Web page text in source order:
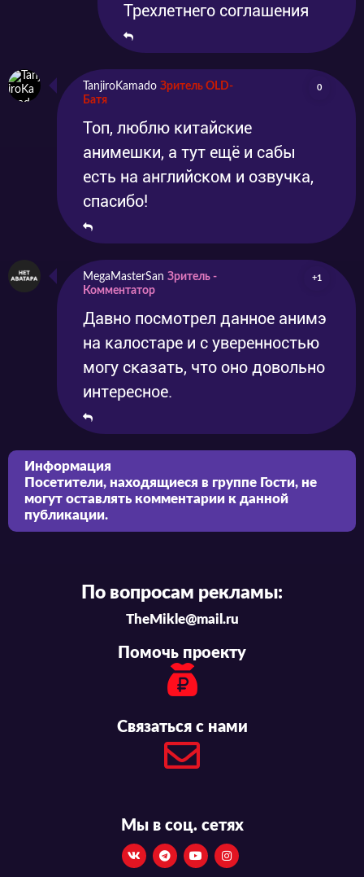
Трехлетнего соглашения
TanjiroKamado Зритель OLD-
Батя
0
Топ, люблю китайские
анимешки, а тут ещё и сабы
есть на английском и озвучка,
спасибо!
MegaMasterSan Зритель -
Комментатор
+1
Давно посмотрел данное анимэ
на калостаре и с уверенностью
могу сказать, что оно довольно
интересное.
Информация
Посетители, находящиеся в группе Гости, не
могут оставлять комментарии к данной
публикации.
По вопросам рекламы:
TheMikle@mail.ru
Помочь проекту
Связаться с нами
Мы в соц. сетях